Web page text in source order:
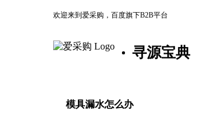
欢迎来到爱采购，百度旗下B2B平台
寻源宝典
模具漏水怎么办